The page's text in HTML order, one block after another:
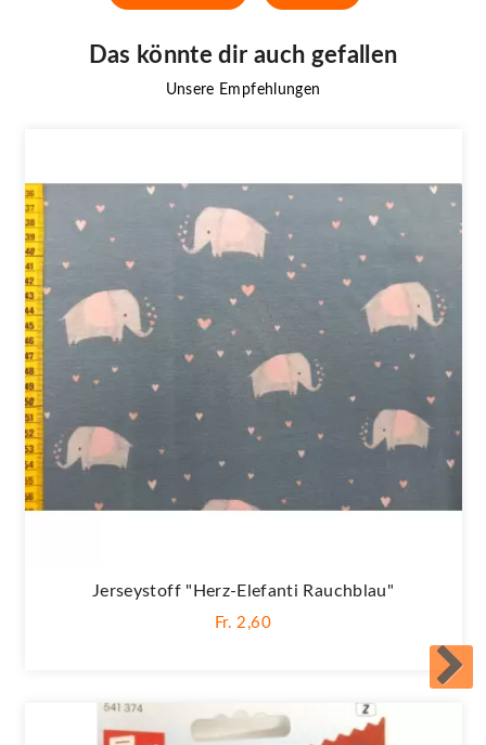
Das könnte dir auch gefallen
Unsere Empfehlungen
Jerseystoff "Herz-Elefanti Rauchblau"
Fr. 2,60